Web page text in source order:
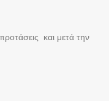
και μετά την